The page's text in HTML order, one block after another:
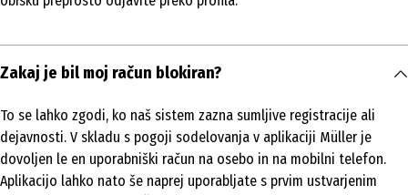
Zakaj je bil moj račun blokiran?
To se lahko zgodi, ko naš sistem zazna sumljive registracije ali
dejavnosti. V skladu s pogoji sodelovanja v aplikaciji Müller je
dovoljen le en uporabniški račun na osebo in na mobilni telefon.
Aplikacijo lahko nato še naprej uporabljate s prvim ustvarjenim